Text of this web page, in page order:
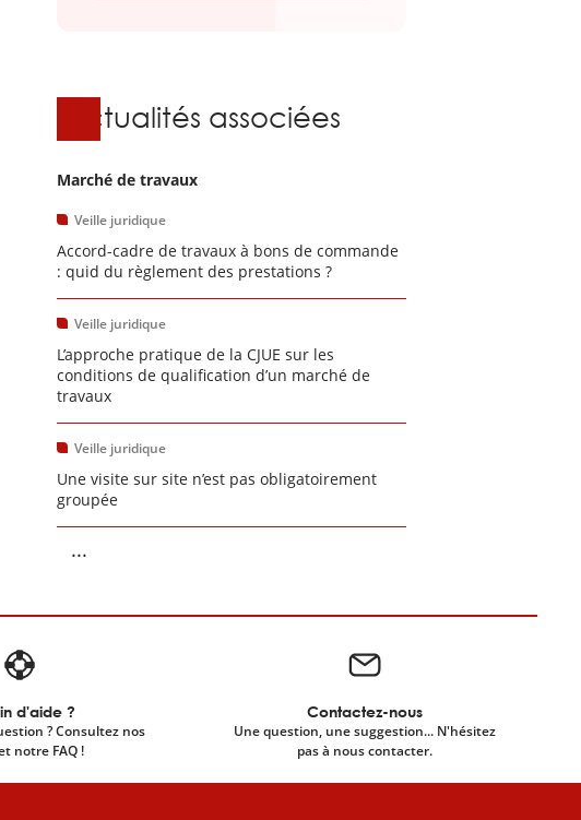
Actualités associées
Marché de travaux
Veille juridique
Accord-cadre de travaux à bons de commande
: quid du règlement des prestations ?
Veille juridique
L’approche pratique de la CJUE sur les
conditions de qualification d’un marché de
travaux
Veille juridique
Une visite sur site n’est pas obligatoirement
groupée
...
d'aide ?
? Consultez nos
notre FAQ !
Contactez-nous
Une question, une suggestion... N'hésitez
pas à nous contacter.